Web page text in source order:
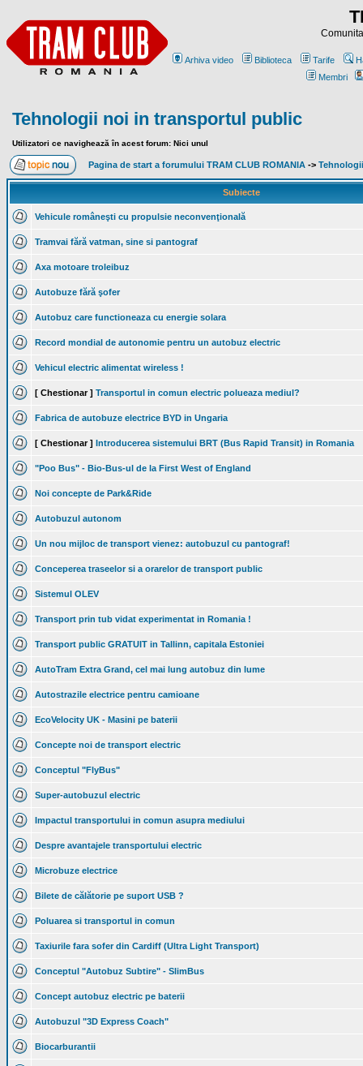
Arhiva video Biblioteca Tarife
Membri
Tehnologii noi in transportul public
Utilizatori ce navighează în acest forum: Nici unul
Pagina de start a forumului TRAM CLUB ROMANIA ->
Subiecte
Vehicule româneşti cu propulsie neconvenţională
Tramvai fără vatman, sine si pantograf
Axa motoare troleibuz
Autobuze fără şofer
Autobuz care functioneaza cu energie solara
Record mondial de autonomie pentru un autobuz electric
Vehicul electric alimentat wireless !
[ Chestionar ] Transportul in comun electric polueaza mediul?
Fabrica de autobuze electrice BYD in Ungaria
[ Chestionar ] Introducerea sistemului BRT (Bus Rapid Transit) in Romania
"Poo Bus" - Bio-Bus-ul de la First West of England
Noi concepte de Park&Ride
Autobuzul autonom
Un nou mijloc de transport vienez: autobuzul cu pantograf!
Conceperea traseelor si a orarelor de transport public
Sistemul OLEV
Transport prin tub vidat experimentat in Romania !
Transport public GRATUIT in Tallinn, capitala Estoniei
AutoTram Extra Grand, cel mai lung autobuz din lume
Autostrazile electrice pentru camioane
EcoVelocity UK - Masini pe baterii
Concepte noi de transport electric
Conceptul "FlyBus"
Super-autobuzul electric
Impactul transportului in comun asupra mediului
Despre avantajele transportului electric
Microbuze electrice
Bilete de călătorie pe suport USB ?
Poluarea si transportul in comun
Taxiurile fara sofer din Cardiff (Ultra Light Transport)
Conceptul "Autobuz Subtire" - SlimBus
Concept autobuz electric pe baterii
Autobuzul "3D Express Coach"
Biocarburantii